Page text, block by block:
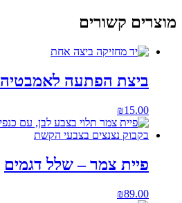
מוצרים קשורים
ביצת הפתעה לאמבטיה
₪15.00
פיית צמר – שלל דגמים
₪89.00